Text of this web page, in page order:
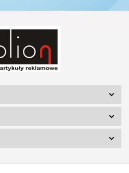
Power